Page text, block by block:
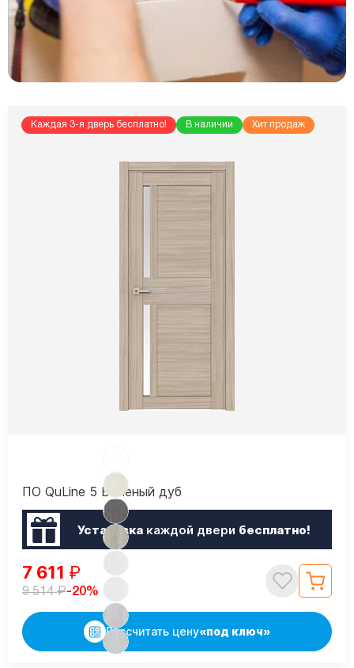
Каждая 3-я дверь бесплатно! В наличии Хит продаж
ПО QuLine 5 Беленый дуб
Установкакаждой двери бесплатно!
7 611 ₽
9 514₽-20%
Рассчитать цену«под ключ»